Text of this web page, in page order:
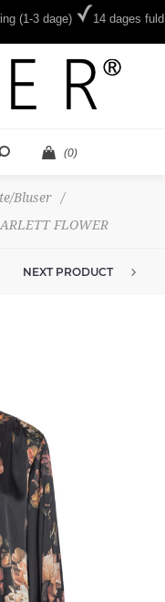
(1-3 dage)
14 dages fuld
(0)
Bluser
/
FLOWER
NEXT PRODUCT